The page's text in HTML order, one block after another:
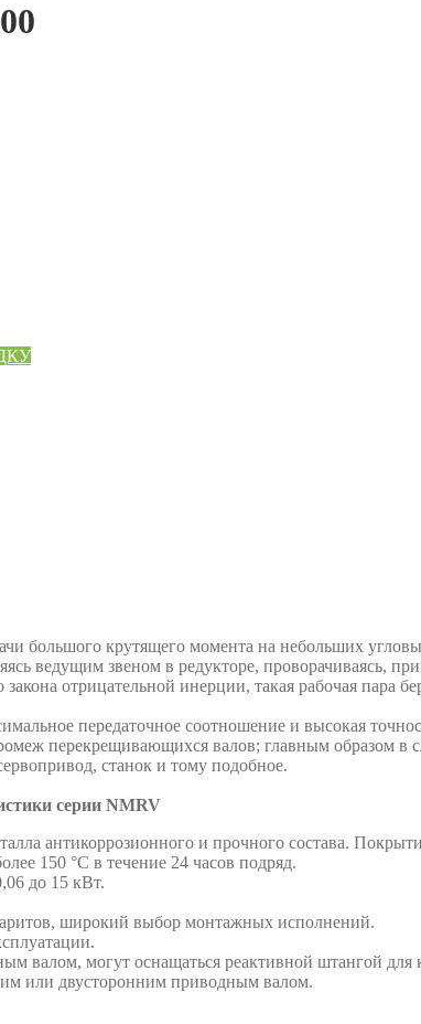
большого крутящего момента на небольших
ведущим звеном в редукторе, проворачиваясь,
отрицательной инерции, такая рабочая пара
передаточное соотношение и высокая
перекрещивающихся валов; главным образом в
станок и тому подобное.
серии NMRV
антикоррозионного и прочного состава.
150 °C в течение 24 часов подряд.
до 15 кВт.
широкий выбор монтажных исполнений.
валом, могут оснащаться реактивной штангой
или двусторонним приводным валом.